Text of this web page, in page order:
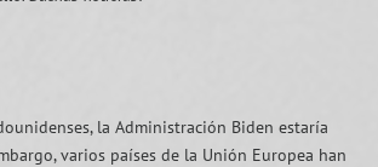
la Administración Biden estaría
varios países de la Unión Europea han